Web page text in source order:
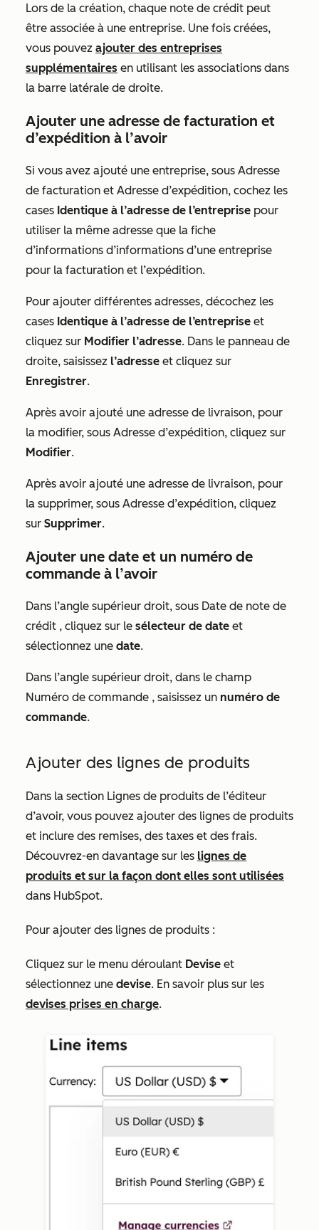
Lors de la création, chaque note de crédit peut
être associée à une entreprise. Une fois créées,
vous pouvez ajouter des entreprises
supplémentaires en utilisant les associations dans
la barre latérale de droite.
Ajouter une adresse de facturation et
d’expédition à l’avoir
Si vous avez ajouté une entreprise, sous Adresse
de facturation et Adresse d’expédition, cochez les
cases Identique à l’adresse de l’entreprise pour
utiliser la même adresse que la fiche
d’informations d’informations d’une entreprise
pour la facturation et l’expédition.
Pour ajouter différentes adresses, décochez les
cases Identique à l’adresse de l’entreprise et
cliquez sur Modifier l’adresse. Dans le panneau de
droite, saisissez l’adresse et cliquez sur
Enregistrer.
Après avoir ajouté une adresse de livraison, pour
la modifier, sous Adresse d’expédition, cliquez sur
Modifier.
Après avoir ajouté une adresse de livraison, pour
la supprimer, sous Adresse d’expédition, cliquez
sur Supprimer.
Ajouter une date et un numéro de
commande à l’avoir
Dans l’angle supérieur droit, sous Date de note de
crédit , cliquez sur le sélecteur de date et
sélectionnez une date.
Dans l’angle supérieur droit, dans le champ
Numéro de commande , saisissez un numéro de
commande.
Ajouter des lignes de produits
Dans la section Lignes de produits de l’éditeur
d’avoir, vous pouvez ajouter des lignes de produits
et inclure des remises, des taxes et des frais.
Découvrez-en davantage sur les lignes de
produits et sur la façon dont elles sont utilisées
dans HubSpot.
Pour ajouter des lignes de produits :
Cliquez sur le menu déroulant Devise et
sélectionnez une devise. En savoir plus sur les
devises prises en charge.